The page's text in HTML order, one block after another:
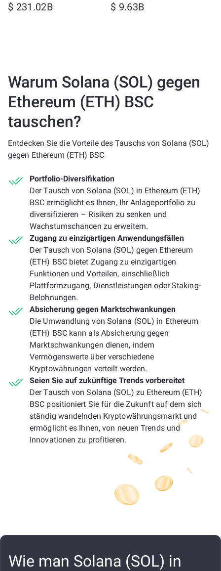
$ 231.02B $ 9.63B
Warum Solana (SOL) gegen
Ethereum (ETH) BSC
tauschen?
Entdecken Sie die Vorteile des Tauschs von Solana (SOL)
gegen Ethereum (ETH) BSC
Portfolio-Diversifikation
Der Tausch von Solana (SOL) in Ethereum (ETH)
BSC ermöglicht es Ihnen, Ihr Anlageportfolio zu
diversifizieren – Risiken zu senken und
Wachstumschancen zu erweitern.
Zugang zu einzigartigen Anwendungsfällen
Der Tausch von Solana (SOL) gegen Ethereum
(ETH) BSC bietet Zugang zu einzigartigen
Funktionen und Vorteilen, einschließlich
Plattformzugang, Dienstleistungen oder Staking-
Belohnungen.
Absicherung gegen Marktschwankungen
Die Umwandlung von Solana (SOL) in Ethereum
(ETH) BSC kann als Absicherung gegen
Marktschwankungen dienen, indem
Vermögenswerte über verschiedene
Kryptowährungen verteilt werden.
Seien Sie auf zukünftige Trends vorbereitet
Der Tausch von Solana (SOL) zu Ethereum (ETH)
BSC positioniert Sie für die Zukunft auf dem sich
ständig wandelnden Kryptowährungsmarkt und
ermöglicht es Ihnen, von neuen Trends und
Innovationen zu profitieren.
Wie man Solana (SOL) in